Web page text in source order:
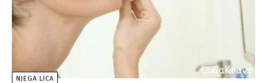
NJEGA LICA